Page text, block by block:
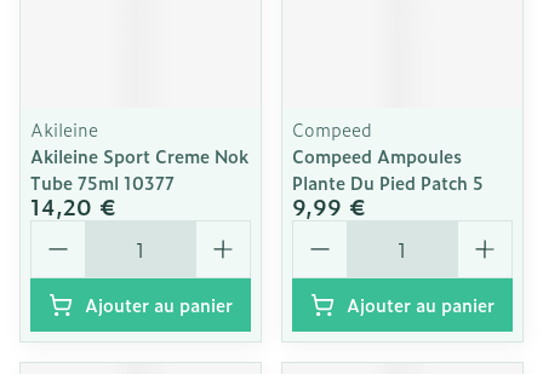
Akileine
Akileine Sport Creme Nok
Tube 75ml 10377
14,20 €
Quantité
Ajouter au panier
Compeed
Compeed Ampoules
Plante Du Pied Patch 5
9,99 €
Quantité
Ajouter au panier